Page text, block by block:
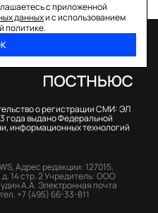
с приложенной
данныхи с использованием
политике.
о регистрации СМИ: ЭЛ
года выдано Федеральной
информационных технологий
Адрес редакции: 127015,
14 стр. 2Учредитель: ООО
А.А.Электронная почта
тел. +7 (495) 66-33-811